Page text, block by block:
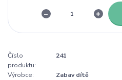
Číslo
produktu:
241
Výrobce:
Zabav dítě